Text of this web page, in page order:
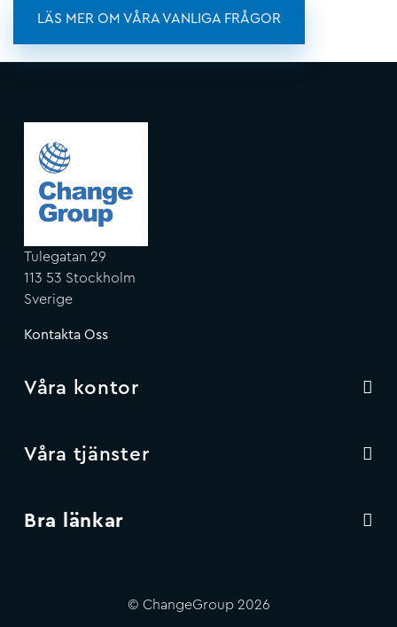
LÄS MER OM VÅRA VANLIGA FRÅGOR
Tulegatan 29
113 53 Stockholm
Sverige
Kontakta Oss
Våra kontor
Våra tjänster
Bra länkar
© ChangeGroup 2026